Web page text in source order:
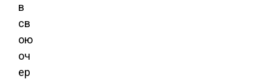
в
св
ою
оч
ер